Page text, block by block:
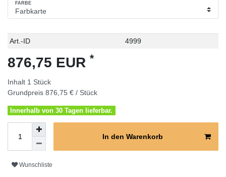
FARBE
Technisches
Wert
Art.-ID 4999
876,75 EUR *
Inhalt 1 Stück
Grundpreis 876,75 € / Stück
Innerhalb von 30 Tagen lieferbar.
In den Warenkorb
Wunschliste